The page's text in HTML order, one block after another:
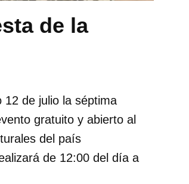
de la
12 de julio la séptima
gratuito y abierto al
del país
de 12:00 del día a